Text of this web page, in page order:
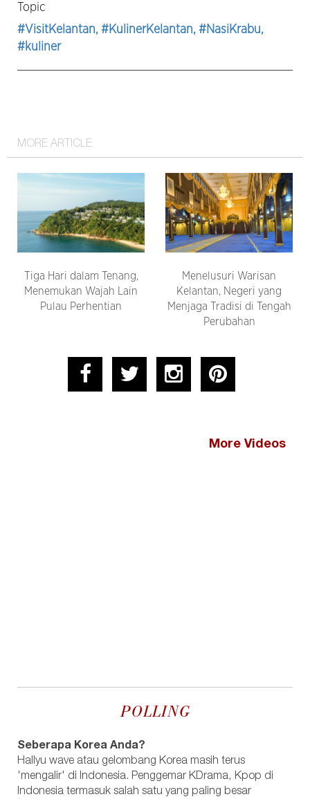
Topic
#VisitKelantan, #KulinerKelantan, #NasiKrabu,
#kuliner
MORE ARTICLE
Tiga Hari dalam Tenang,
Menemukan Wajah Lain
Pulau Perhentian
Menelusuri Warisan
Kelantan, Negeri yang
Menjaga Tradisi di Tengah
Perubahan
More Videos
POLLING
Seberapa Korea Anda?
Hallyu wave atau gelombang Korea masih terus
'mengalir' di Indonesia. Penggemar KDrama, Kpop di
Indonesia termasuk salah satu yang paling besar